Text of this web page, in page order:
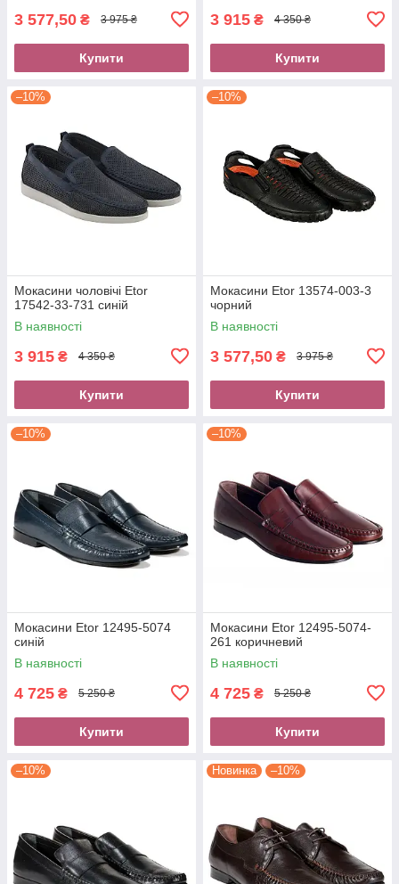
3 577,50 ₴ 3 975 ₴
Купити
3 915 ₴ 4 350 ₴
Купити
–10%
Мокасини чоловічі Etor
17542-33-731 синій
В наявності
3 915 ₴ 4 350 ₴
Купити
–10%
Мокасини Etor 13574-003-3
чорний
В наявності
3 577,50 ₴ 3 975 ₴
Купити
–10%
Мокасини Etor 12495-5074
синій
В наявності
4 725 ₴ 5 250 ₴
Купити
–10%
Мокасини Etor 12495-5074-
261 коричневий
В наявності
4 725 ₴ 5 250 ₴
Купити
–10% Новинка –10%